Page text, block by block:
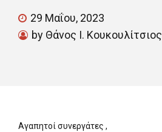
29 Μαΐου, 2023
by Θάνος Ι. Κουκουλίτσιος
Αγαπητοί συνεργάτες ,